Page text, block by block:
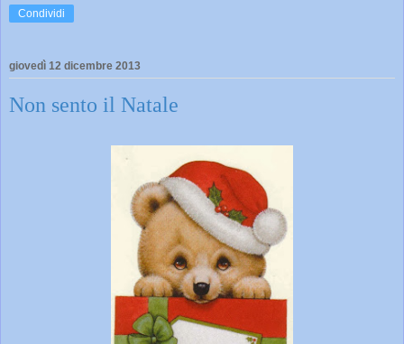
Condividi
giovedì 12 dicembre 2013
Non sento il Natale